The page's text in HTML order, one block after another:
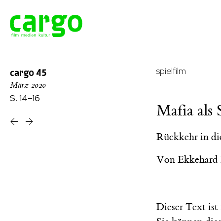
cargo45
März 2020
S. 14–16
spielfilm
Mafia als
Rückkehr in
Von
Dieser Text ist